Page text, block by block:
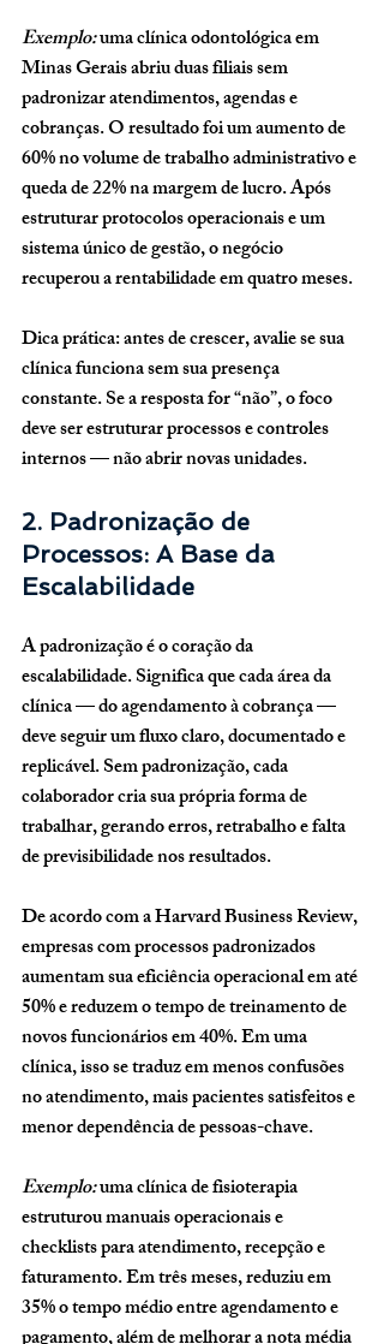
Exemplo: uma clínica odontológica em
Minas Gerais abriu duas filiais sem
padronizar atendimentos, agendas e
cobranças. O resultado foi um aumento de
60% no volume de trabalho administrativo e
queda de 22% na margem de lucro. Após
estruturar protocolos operacionais e um
sistema único de gestão, o negócio
recuperou a rentabilidade em quatro meses.
Dica prática: antes de crescer, avalie se sua
clínica funciona sem sua presença
constante. Se a resposta for “não”, o foco
deve ser estruturar processos e controles
internos — não abrir novas unidades.
2. Padronização de
Processos: A Base da
Escalabilidade
A padronização é o coração da
escalabilidade. Significa que cada área da
clínica — do agendamento à cobrança —
deve seguir um fluxo claro, documentado e
replicável. Sem padronização, cada
colaborador cria sua própria forma de
trabalhar, gerando erros, retrabalho e falta
de previsibilidade nos resultados.
De acordo com a Harvard Business Review,
empresas com processos padronizados
aumentam sua eficiência operacional em até
50% e reduzem o tempo de treinamento de
novos funcionários em 40%. Em uma
clínica, isso se traduz em menos confusões
no atendimento, mais pacientes satisfeitos e
menor dependência de pessoas-chave.
Exemplo: uma clínica de fisioterapia
estruturou manuais operacionais e
checklists para atendimento, recepção e
faturamento. Em três meses, reduziu em
35% o tempo médio entre agendamento e